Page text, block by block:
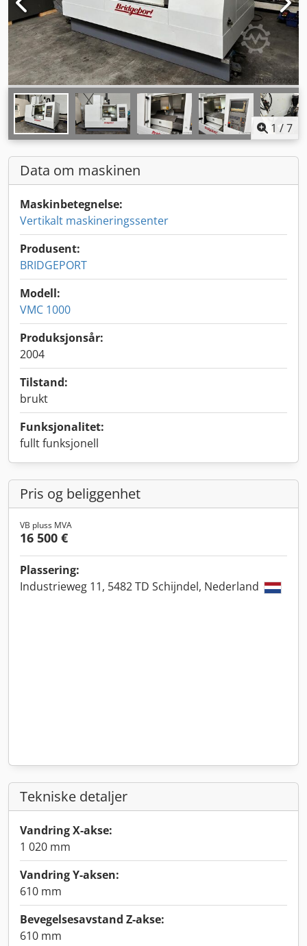
1 /7
Data om maskinen
Maskinbetegnelse:
Vertikalt maskineringssenter
Produsent:
BRIDGEPORT
Modell:
VMC 1000
Produksjonsår:
2004
Tilstand:
brukt
Funksjonalitet:
fullt funksjonell
Pris og beliggenhet
VB pluss MVA
16 500 €
Plassering:
Industrieweg 11, 5482 TD Schijndel, Nederland
Tekniske detaljer
Vandring X-akse:
1 020 mm
Vandring Y-aksen:
610 mm
Bevegelsesavstand Z-akse:
610 mm